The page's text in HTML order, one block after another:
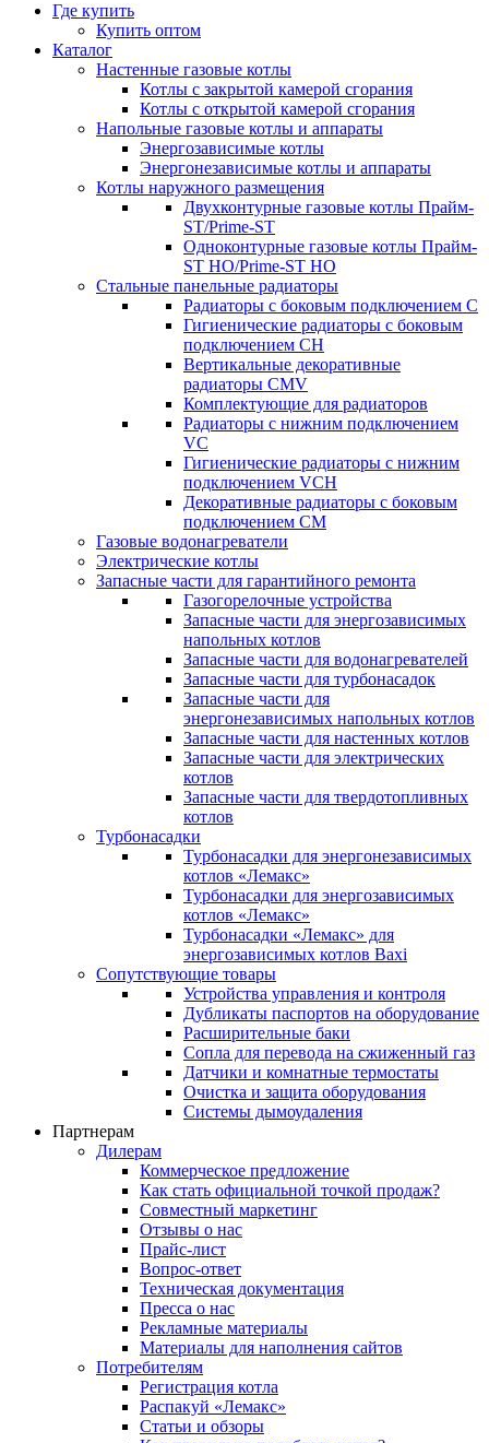
Где купить
Купить оптом
Каталог
Настенные газовые котлы
Котлы с закрытой камерой сгорания
Котлы с открытой камерой сгорания
Напольные газовые котлы и аппараты
Энергозависимые котлы
Энергонезависимые котлы и аппараты
Котлы наружного размещения
Двухконтурные газовые котлы Прайм-
ST/Prime-ST
Одноконтурные газовые котлы Прайм-
ST HO/Prime-ST HO
Стальные панельные радиаторы
Радиаторы c боковым подключением C
Гигиенические радиаторы c боковым
подключением CH
Вертикальные декоративные
радиаторы CMV
Комплектующие для радиаторов
Радиаторы c нижним подключением
VC
Гигиенические радиаторы c нижним
подключением VCH
Декоративные радиаторы с боковым
подключением CM
Газовые водонагреватели
Электрические котлы
Запасные части для гарантийного ремонта
Газогорелочные устройства
Запасные части для энергозависимых
напольных котлов
Запасные части для водонагревателей
Запасные части для турбонасадок
Запасные части для
энергонезависимых напольных котлов
Запасные части для настенных котлов
Запасные части для электрических
котлов
Запасные части для твердотопливных
котлов
Турбонасадки
Турбонасадки для энергонезависимых
котлов «Лемакс»
Турбонасадки для энергозависимых
котлов «Лемакс»
Турбонасадки «Лемакс» для
энергозависимых котлов Baxi
Сопутствующие товары
Устройства управления и контроля
Дубликаты паспортов на оборудование
Расширительные баки
Сопла для перевода на сжиженный газ
Датчики и комнатные термостаты
Очистка и защита оборудования
Системы дымоудаления
Партнерам
Дилерам
Коммерческое предложение
Как стать официальной точкой продаж?
Совместный маркетинг
Отзывы о нас
Прайс-лист
Вопрос-ответ
Техническая документация
Пресса о нас
Рекламные материалы
Материалы для наполнения сайтов
Потребителям
Регистрация котла
Распакуй «Лемакс»
Статьи и обзоры